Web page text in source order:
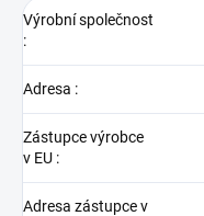
Výrobní společnost
:
Adresa :
Zástupce výrobce
v EU :
Adresa zástupce v